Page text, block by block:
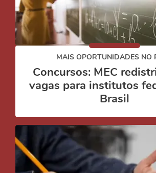
MAIS OPORTUNIDADES NO
Concursos: MEC
vagas para institutos
Brasil